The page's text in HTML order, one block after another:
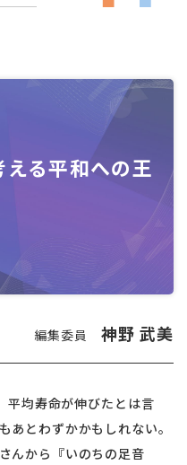
る平和への王
編集委員 神野 武美
平均寿命が伸びたとは言
あとわずかかもしれない。
んから『いのちの足音